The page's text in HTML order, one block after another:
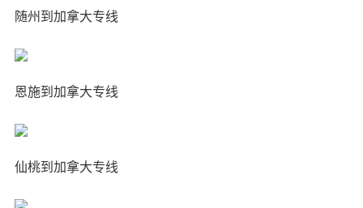
随州到加拿大专线
恩施到加拿大专线
仙桃到加拿大专线